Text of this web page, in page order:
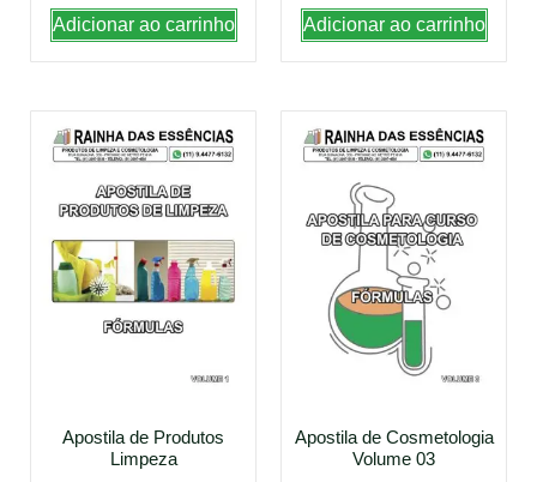
Adicionar ao carrinho Adicionar ao carrinho
Apostila de Produtos
Limpeza
Apostila de Cosmetologia
Volume 03